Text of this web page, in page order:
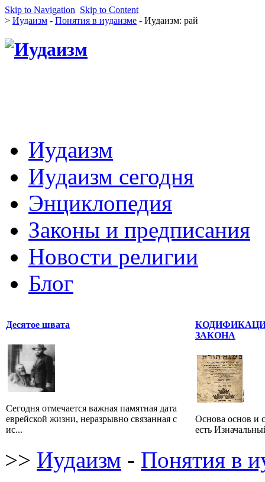
Skip to Navigation Skip to Content
> Иудаизм - Понятия в иудаизме - Иудаизм: рай
Иудаизм
Иудаизм сегодня
Энциклопедия
Законы и предписания
Новости религии
Блог
Десятое швата
Сегодня отмечается важная памятная дата
еврейской жизни, неразрывно связанная с
ис...
ЗАКОНА
Основа основ и
есть
>> Иудаизм - Понятия в